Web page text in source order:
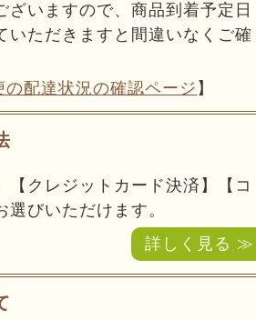
ざいますので、商品到着予定日
いただきますと間違いなくご確
の配達状況の確認ページ 】
【クレジットカード決済】【コ
選びいただけます。
詳しく見る ≫